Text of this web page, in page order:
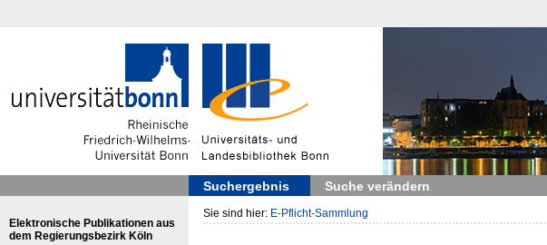
Suchergebnis Suche verändern
Elektronische Publikationen aus
dem Regierungsbezirk Köln
Sie sind hier: E-Pflicht-Sammlung